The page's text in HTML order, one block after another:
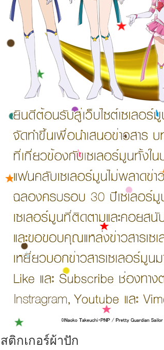
สติกเกอร์ผ้าปัก